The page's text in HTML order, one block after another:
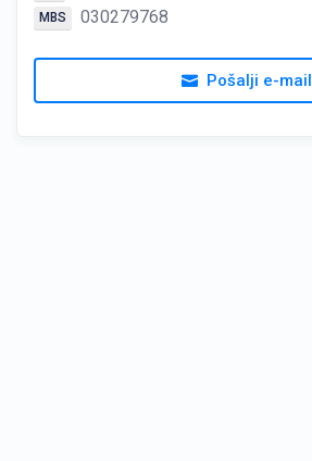
MBS 030279768
Pošalji e-mail